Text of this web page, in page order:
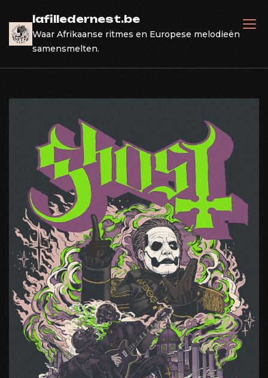
content
lafilledernest.be
Waar Afrikaanse ritmes en Europese melodieën
samensmelten.